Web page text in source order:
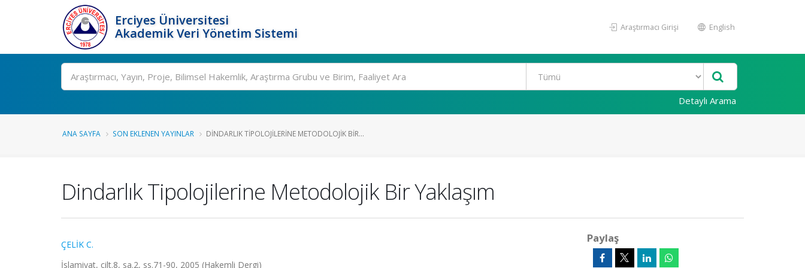
Erciyes Üniversitesi
Akademik Veri Yönetim Sistemi
Araştırmacı Girişi English
Ara
Detaylı Arama
ANA SAYFA SON EKLENEN YAYINLAR DINDARLIK TIPOLOJILERINE METODOLOJIK BIR...
Dindarlık Tipolojilerine Metodolojik Bir Yaklaşım
ÇELİK C.
İslamiyat, cilt.8, sa.2, ss.71-90, 2005 (Hakemli Dergi)
Paylaş